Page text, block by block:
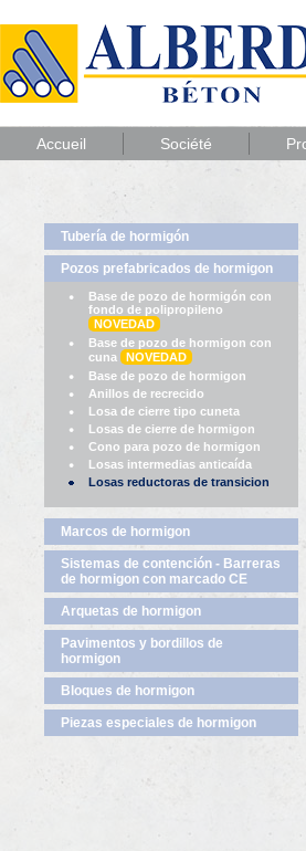
Accueil Société
Tubería de hormigón
Pozos prefabricados de hormigon
Base de pozo de hormigón con
fondo de polipropileno
NOVEDAD
Base de pozo de hormigon con
cuna
NOVEDAD
Base de pozo de hormigon
Anillos de recrecido
Losa de cierre tipo cuneta
Losas de cierre de hormigon
Cono para pozo de hormigon
Losas intermedias anticaída
Losas reductoras de transicion
Marcos de hormigon
Sistemas de contención - Barreras
de hormigon con marcado CE
Arquetas de hormigon
Pavimentos y bordillos de
hormigon
Bloques de hormigon
Piezas especiales de hormigon